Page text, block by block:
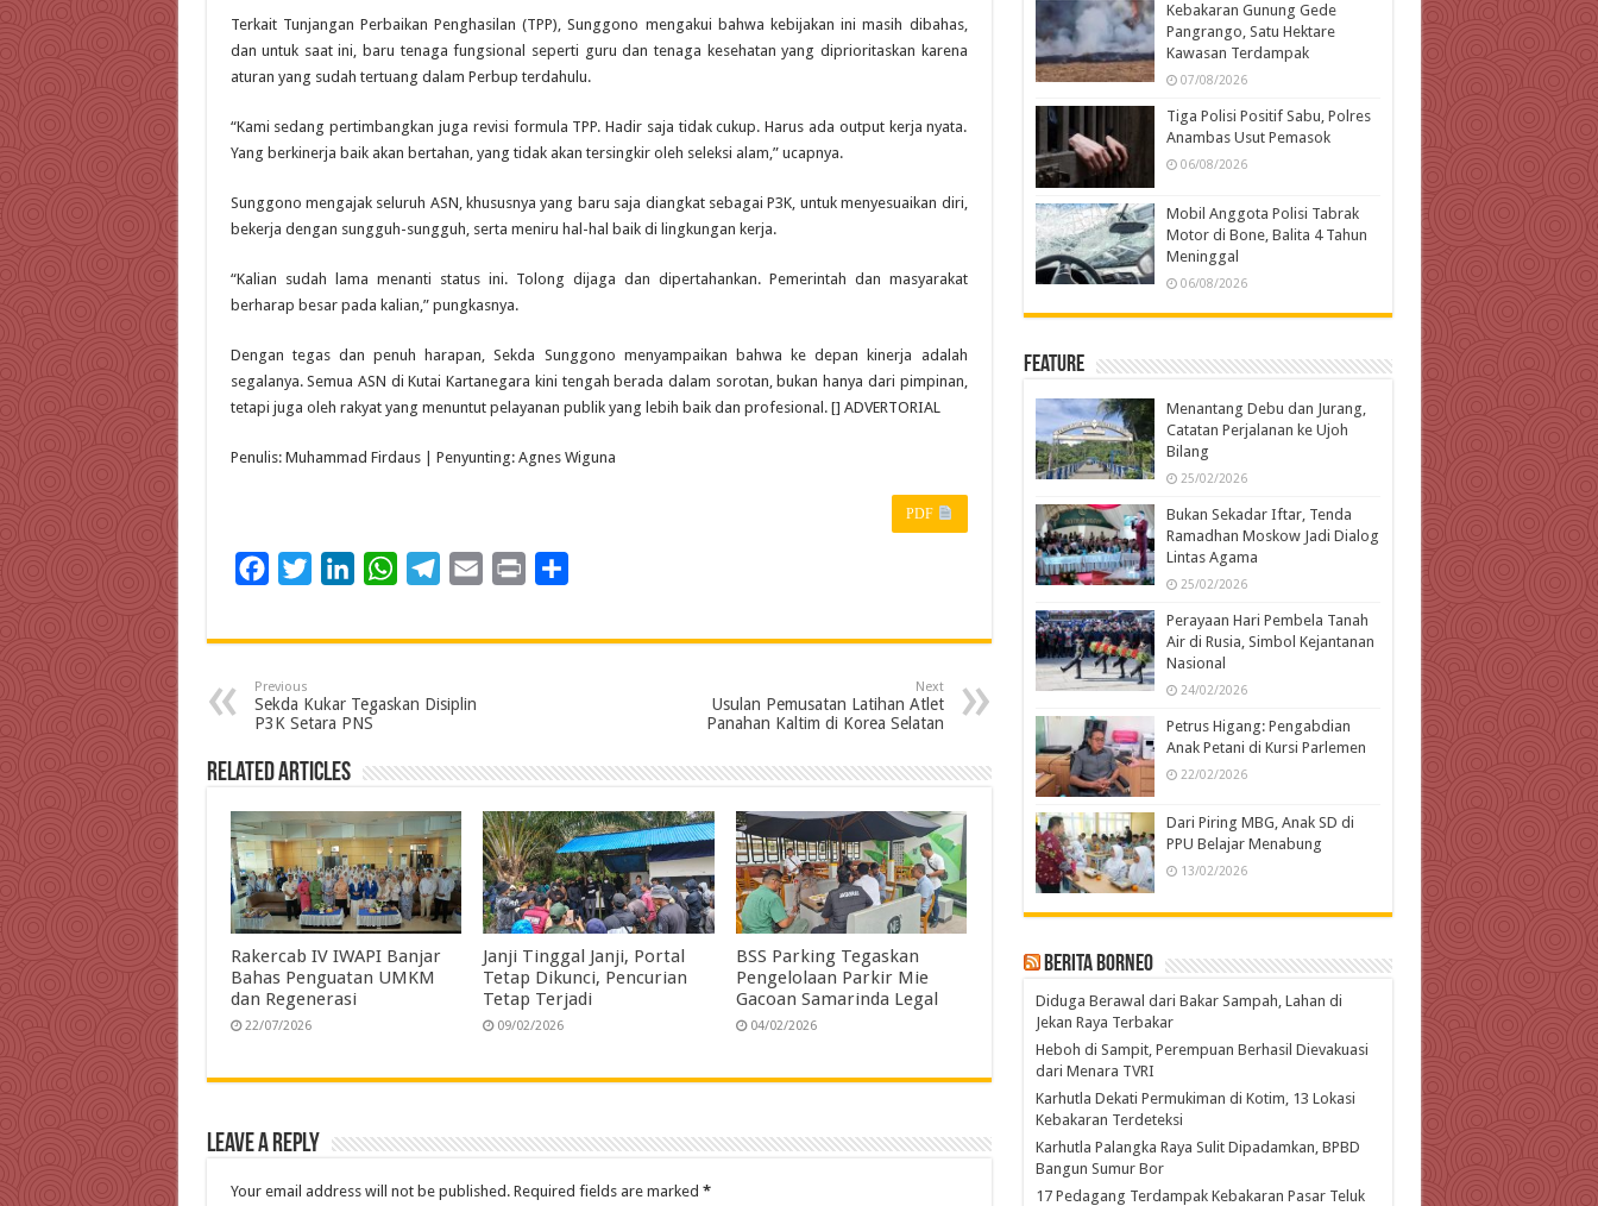
Terkait Tunjangan Perbaikan Penghasilan (TPP), Sunggono mengakui bahwa kebijakan ini masih dibahas,
dan untuk saat ini, baru tenaga fungsional seperti guru dan tenaga kesehatan yang diprioritaskan karena
aturan yang sudah tertuang dalam Perbup terdahulu.
“Kami sedang pertimbangkan juga revisi formula TPP. Hadir saja tidak cukup. Harus ada output kerja nyata.
Yang berkinerja baik akan bertahan, yang tidak akan tersingkir oleh seleksi alam,” ucapnya.
Sunggono mengajak seluruh ASN, khususnya yang baru saja diangkat sebagai P3K, untuk menyesuaikan diri,
bekerja dengan sungguh-sungguh, serta meniru hal-hal baik di lingkungan kerja.
“Kalian sudah lama menanti status ini. Tolong dijaga dan dipertahankan. Pemerintah dan masyarakat
berharap besar pada kalian,” pungkasnya.
Dengan tegas dan penuh harapan, Sekda Sunggono menyampaikan bahwa ke depan kinerja adalah
segalanya. Semua ASN di Kutai Kartanegara kini tengah berada dalam sorotan, bukan hanya dari pimpinan,
tetapi juga oleh rakyat yang menuntut pelayanan publik yang lebih baik dan profesional. [] ADVERTORIAL
Penulis: Muhammad Firdaus | Penyunting: Agnes Wiguna
PDF
c
b
o
o
i
t
e
r
n
e
d
W
a
s
p
l
g
a
a
i
a
Previous
Sekda Kukar Tegaskan Disiplin
P3K Setara PNS
Next
Usulan Pemusatan Latihan Atlet
Panahan Kaltim di Korea Selatan
Related Articles
Rakercab IV IWAPI Banjar
Bahas Penguatan UMKM
dan Regenerasi
22/07/2026
Janji Tinggal Janji, Portal
Tetap Dikunci, Pencurian
Tetap Terjadi
09/02/2026
BSS Parking Tegaskan
Pengelolaan Parkir Mie
Gacoan Samarinda Legal
04/02/2026
Leave a Reply
Your email address will not be published. Required fields are marked *
Kebakaran Gunung Gede
Pangrango, Satu Hektare
Kawasan Terdampak
07/08/2026
Tiga Polisi Positif Sabu, Polres
Anambas Usut Pemasok
06/08/2026
Mobil Anggota Polisi Tabrak
Motor di Bone, Balita 4 Tahun
Meninggal
06/08/2026
Feature
Menantang Debu dan Jurang,
Catatan Perjalanan ke Ujoh
Bilang
25/02/2026
Bukan Sekadar Iftar, Tenda
Ramadhan Moskow Jadi Dialog
Lintas Agama
25/02/2026
Perayaan Hari Pembela Tanah
Air di Rusia, Simbol Kejantanan
Nasional
24/02/2026
Petrus Higang: Pengabdian
Anak Petani di Kursi Parlemen
22/02/2026
Dari Piring MBG, Anak SD di
PPU Belajar Menabung
13/02/2026
Berita Borneo
Diduga Berawal dari Bakar Sampah, Lahan di
Jekan Raya Terbakar
Heboh di Sampit, Perempuan Berhasil Dievakuasi
dari Menara TVRI
Karhutla Dekati Permukiman di Kotim, 13 Lokasi
Kebakaran Terdeteksi
Karhutla Palangka Raya Sulit Dipadamkan, BPBD
Bangun Sumur Bor
17 Pedagang Terdampak Kebakaran Pasar Teluk